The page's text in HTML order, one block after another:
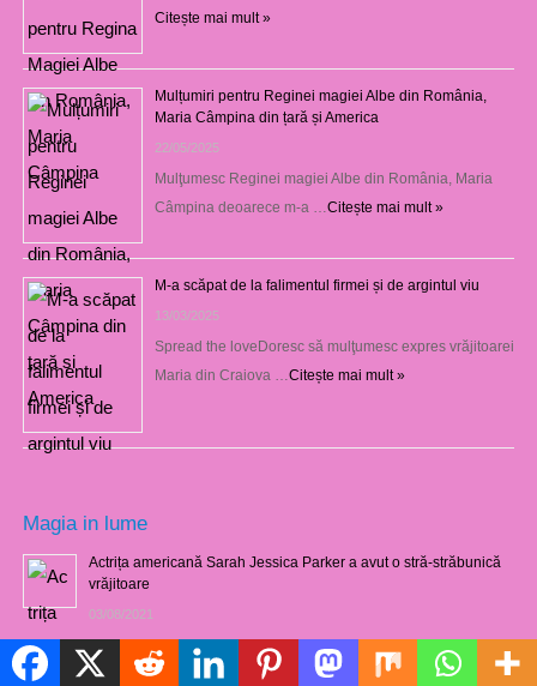
Citește mai mult »
Mulțumiri pentru Reginei magiei Albe din România,
Maria Câmpina din țară și America
22/05/2025
Mulţumesc Reginei magiei Albe din România, Maria
Câmpina deoarece m-a …Citește mai mult »
M-a scăpat de la falimentul firmei și de argintul viu
13/03/2025
Spread the loveDoresc să mulţumesc expres vrăjitoarei
Maria din Craiova …Citește mai mult »
Magia in lume
Actrița americană Sarah Jessica Parker a avut o stră-străbunică
vrăjitoare
03/08/2021
Marele şaman zulu Credo Mutwa dezvăluie despre originea
Politică de cookie-uri